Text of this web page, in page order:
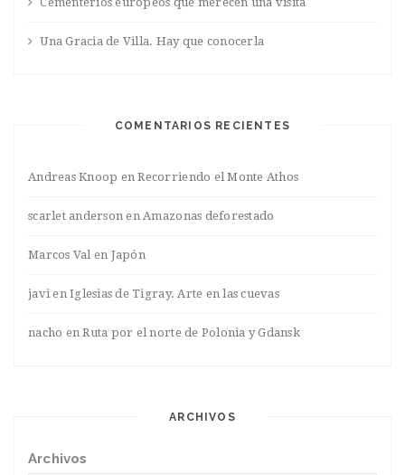
Una Gracia de Villa. Hay que conocerla
COMENTARIOS RECIENTES
Andreas Knoop enRecorriendo el Monte Athos
scarlet anderson enAmazonas deforestado
Marcos Valen Japón
javienIglesias de Tigray. Arte en las cuevas
nacho enRuta por el norte de Polonia y Gdansk
ARCHIVOS
Archivos